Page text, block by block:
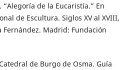
de la Eucaristía.” En
de Escultura. Siglos XV al XVIII,
Madrid: Fundación
de Burgo de Osma. Guía